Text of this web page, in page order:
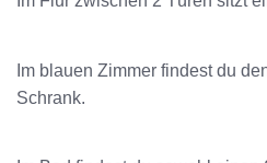
Im blauen Zimmer findest du
Schrank.